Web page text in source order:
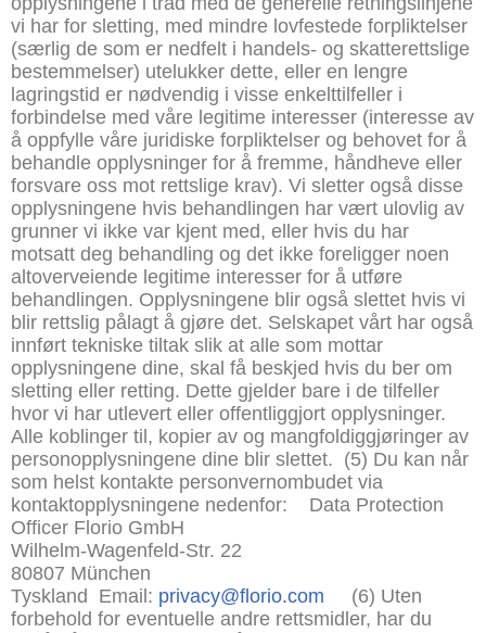
vi har for sletting, med mindre lovfestede forpliktelser
(særlig de som er nedfelt i handels- og skatterettslige
bestemmelser) utelukker dette, eller en lengre
lagringstid er nødvendig i visse enkelttilfeller i
forbindelse med våre legitime interesser (interesse av
å oppfylle våre juridiske forpliktelser og behovet for å
behandle opplysninger for å fremme, håndheve eller
forsvare oss mot rettslige krav). Vi sletter også disse
opplysningene hvis behandlingen har vært ulovlig av
grunner vi ikke var kjent med, eller hvis du har
motsatt deg behandling og det ikke foreligger noen
altoverveiende legitime interesser for å utføre
behandlingen. Opplysningene blir også slettet hvis vi
blir rettslig pålagt å gjøre det. Selskapet vårt har også
innført tekniske tiltak slik at alle som mottar
opplysningene dine, skal få beskjed hvis du ber om
sletting eller retting. Dette gjelder bare i de tilfeller
hvor vi har utlevert eller offentliggjort opplysninger.
Alle koblinger til, kopier av og mangfoldiggjøringer av
personopplysningene dine blir slettet. (5) Du kan når
som helst kontakte personvernombudet via
kontaktopplysningene nedenfor:
Data Protection
Officer Florio GmbH
Wilhelm-Wagenfeld-Str. 22
80807 München
Tyskland
Email: privacy@florio.com
(6) Uten
forbehold for eventuelle andre rettsmidler, har du